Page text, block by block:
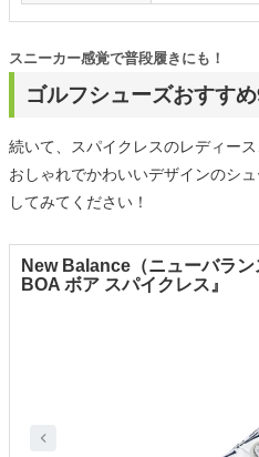
ゴルフシューズおすす
スニーカー感覚で普段履きにも！
続いて、スパイクレスのレディー
おしゃれでかわいいデザインのシ
してみてください！
New Balance（ニューバラ
BOA ボア スパイクレス』